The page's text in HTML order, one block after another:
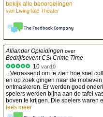
bekijk alle beoordelingen
van LivingTale Theater
Alliander Opleidingen over
Bedrijfsevent CSI Crime Time
10van10
...Verrassend om te zien hoe snel
en op zoek gingen naar de
ontmaskeren. Er werden goed
spelers werden bijna aan de tafel
boven te krijgen. Die spelers waren
lees meer